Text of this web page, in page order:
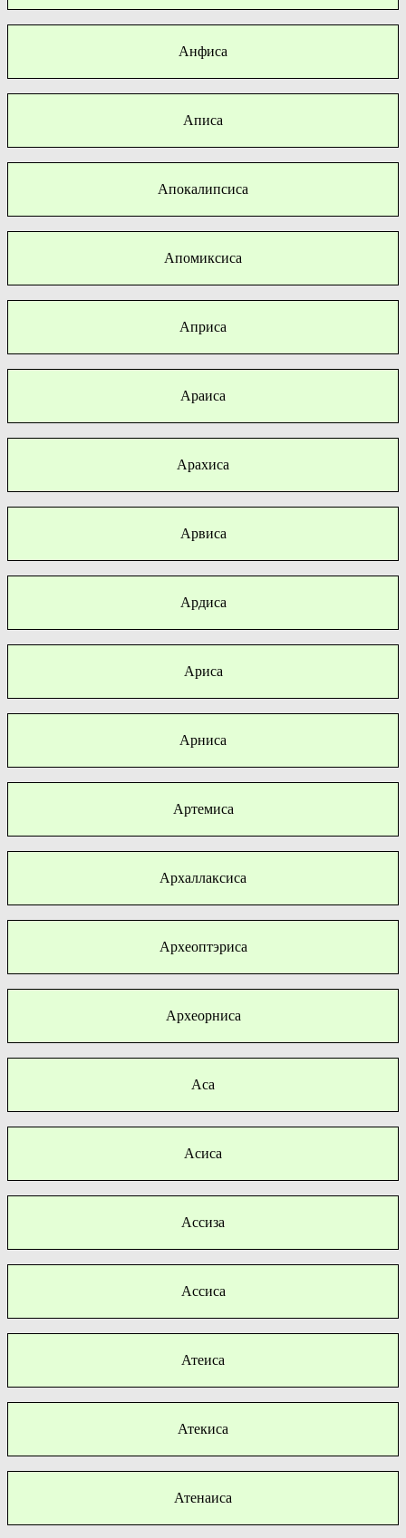
Анфиса
Аписа
Апокалипсиса
Апомиксиса
Априса
Араиса
Арахиса
Арвиса
Ардиса
Ариса
Арниса
Артемиса
Архаллаксиса
Археоптэриса
Археорниса
Аса
Асиса
Ассиза
Ассиса
Атеиса
Атекиса
Атенаиса